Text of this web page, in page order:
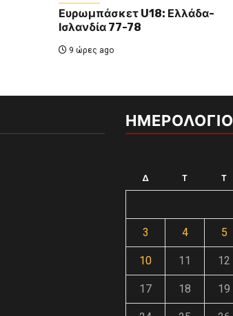
Ευρωμπάσκετ U18: Ελλάδα-
Ισλανδία 77-78
9 ώρες ago
ΗΜΕΡΟΛΟΓΙΟ
Δ Τ Τ
3 4 5
10 11 12
17 18 19